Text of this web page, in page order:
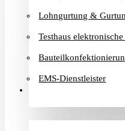
Lohngurtung &
Testhaus
EMS-Dienstleister